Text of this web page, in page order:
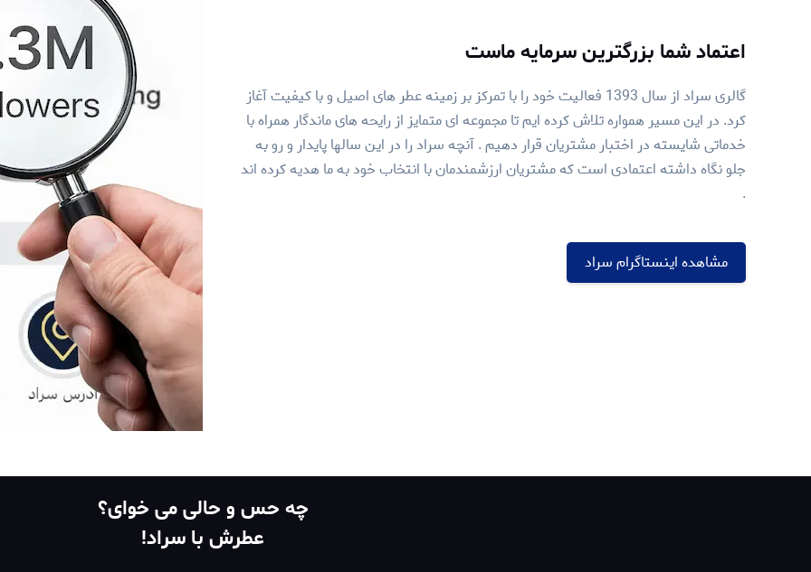
اعتماد شما بزرگترین سرمایه ماست
گالری سراد از سال 1393 فعالیت خود را با تمرکز بر زمینه عطر های اصیل و با کیفیت آغاز
کرد. در این مسیر همواره تلاش کرده ایم تا مجموعه ای متمایز از رایحه های ماندگار همراه با
خدماتی شایسته در اختبار مشتریان قرار دهیم . آنچه سراد را در این سالها پایدار و رو به
جلو نگاه داشته اعتمادی است که مشتریان ارزشمندمان با انتخاب خود به ما هدیه کرده اند
.
مشاهده اینستاگرام سراد
چه حس و حالی می خوای؟
عطرش با سراد!